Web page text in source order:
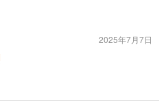
2025年7月7日